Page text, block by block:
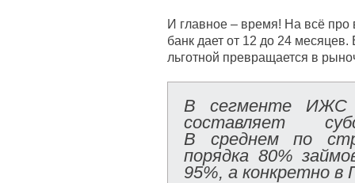
И главное – время! На всё про
банк дает от 12 до 24 месяцев.
льготной превращается в
В сегменте
составляет
В среднем по
порядка 80%
95%, а конкретно